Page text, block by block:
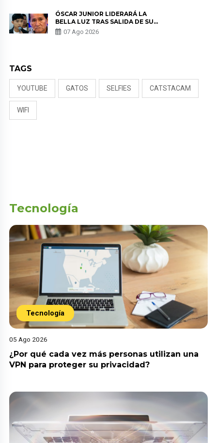
ÓSCAR JUNIOR LIDERARÁ LA
BELLA LUZ TRAS SALIDA DE SU
PADRE POR POLÉMICA CON
NALDY SALDAÑA
07 Ago 2026
TAGS
YOUTUBE GATOS SELFIES CATSTACAM
WIFI
Tecnología
Tecnología
05 Ago 2026
¿Por qué cada vez más personas utilizan una
VPN para proteger su privacidad?